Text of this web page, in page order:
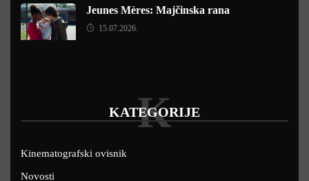
Jeunes Mères: Majčinska rana
15.07.2026.
KATEGORIJE
K
Kinematografski ovisnik
Novosti